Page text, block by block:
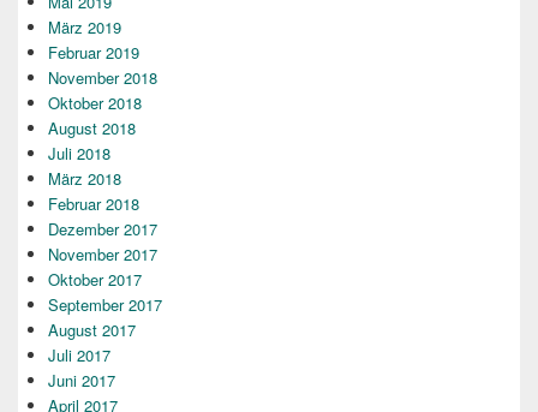
März 2019
Februar 2019
November 2018
Oktober 2018
August 2018
Juli 2018
März 2018
Februar 2018
Dezember 2017
November 2017
Oktober 2017
September 2017
August 2017
Juli 2017
Juni 2017
April 2017